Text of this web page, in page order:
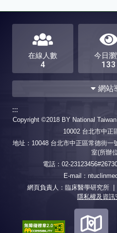
在線人數
4
今日
133
網站
系所簡介
歷史沿革
2021 年
2022年
聯絡我們
成員簡介
兼任教師
合聘教師
特聘講座教授
博士班
博士班 (逕博、碩畢)
:::
Copyright ©2018 BY National
10002 台北市中正
地址：10048 台北市中正區常德街一
室(所辦
電話：02-
E-mail：
網頁負責人：臨床醫學研究所 |
隱私權及資訊